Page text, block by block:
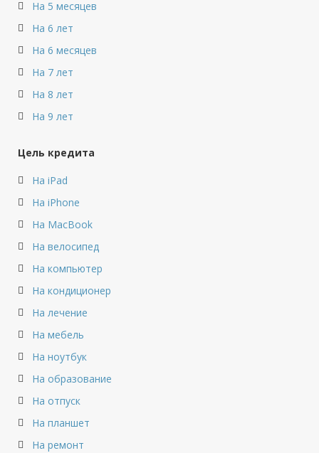
На 5 месяцев
На 6 лет
На 6 месяцев
На 7 лет
На 8 лет
На 9 лет
Цель кредита
На iPad
На iPhone
На MacBook
На велосипед
На компьютер
На кондиционер
На лечение
На мебель
На ноутбук
На образование
На отпуск
На планшет
На ремонт